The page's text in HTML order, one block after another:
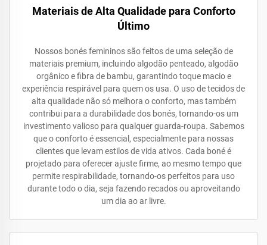
Materiais de Alta Qualidade para Conforto
Último
Nossos bonés femininos são feitos de uma seleção de
materiais premium, incluindo algodão penteado, algodão
orgânico e fibra de bambu, garantindo toque macio e
experiência respirável para quem os usa. O uso de tecidos de
alta qualidade não só melhora o conforto, mas também
contribui para a durabilidade dos bonés, tornando-os um
investimento valioso para qualquer guarda-roupa. Sabemos
que o conforto é essencial, especialmente para nossas
clientes que levam estilos de vida ativos. Cada boné é
projetado para oferecer ajuste firme, ao mesmo tempo que
permite respirabilidade, tornando-os perfeitos para uso
durante todo o dia, seja fazendo recados ou aproveitando
um dia ao ar livre.